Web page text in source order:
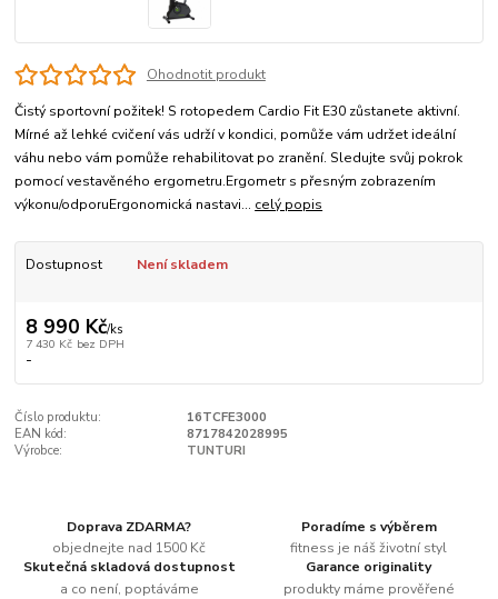
Ohodnotit produkt
Čistý sportovní požitek! S rotopedem Cardio Fit E30 zůstanete aktivní.
Mírné až lehké cvičení vás udrží v kondici, pomůže vám udržet ideální
váhu nebo vám pomůže rehabilitovat po zranění. Sledujte svůj pokrok
pomocí vestavěného ergometru.Ergometr s přesným zobrazením
výkonu/odporuErgonomická nastavi... celý popis
Dostupnost Není skladem
8 990 Kč/ks
7 430 Kč bez DPH
-
Číslo produktu:
16TCFE3000
EAN kód:
8717842028995
Výrobce:
TUNTURI
Doprava ZDARMA?
objednejte nad 1500 Kč
Poradíme s výběrem
fitness je náš životní styl
Skutečná skladová dostupnost
a co není, poptáváme
Garance originality
produkty máme prověřené